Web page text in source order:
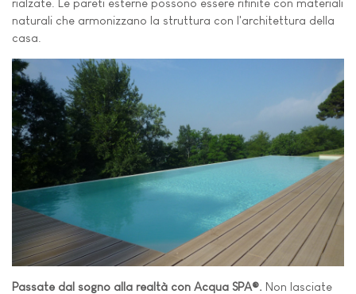
rialzate. Le pareti esterne possono essere rifinite con materiali
naturali che armonizzano la struttura con l'architettura della
casa.
Passate dal sogno alla realtà con Acqua SPA®. Non lasciate